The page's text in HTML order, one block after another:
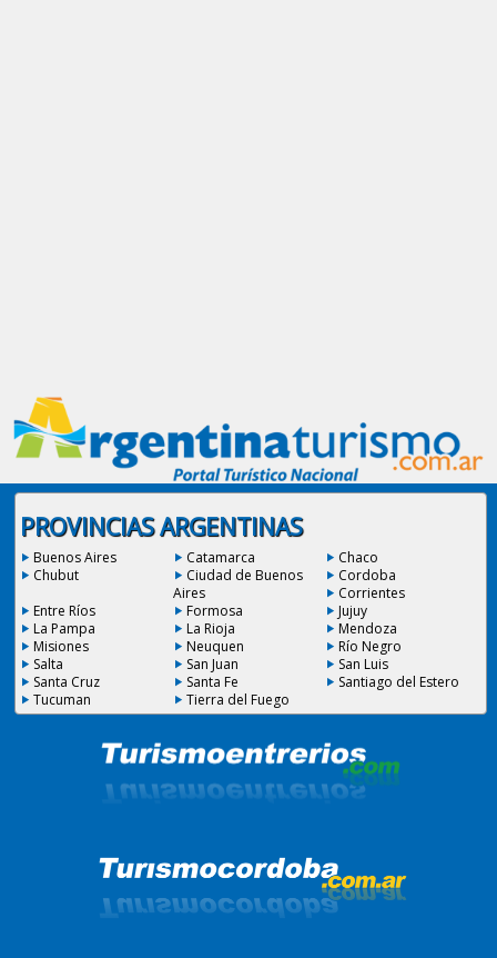
PROVINCIAS ARGENTINAS
Buenos Aires Catamarca
Chaco
Chubut
Ciudad de Buenos
Aires
Cordoba
Corrientes
Entre Ríos
Formosa
Jujuy
La Pampa
La Rioja
Mendoza
Misiones
Neuquen
Río Negro
Salta
San Juan
San Luis
Santa Cruz
Santa Fe
Santiago del Estero
Tucuman
Tierra del Fuego